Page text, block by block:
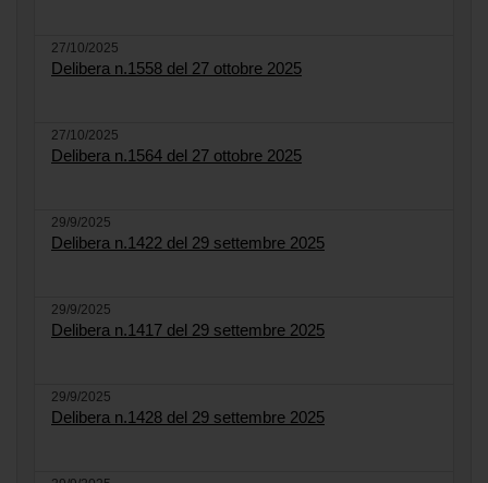
27/10/2025
Delibera n.1558 del 27 ottobre 2025
27/10/2025
Delibera n.1564 del 27 ottobre 2025
29/9/2025
Delibera n.1422 del 29 settembre 2025
29/9/2025
Delibera n.1417 del 29 settembre 2025
29/9/2025
Delibera n.1428 del 29 settembre 2025